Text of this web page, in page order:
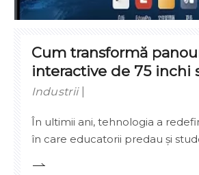
Cum transformă
interactive de 75 inchi
clasă modernă
Industrii
În ultimii ani, tehnologia a
în care educatorii predau și